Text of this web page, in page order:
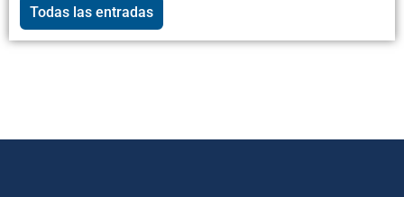
Todas las entradas